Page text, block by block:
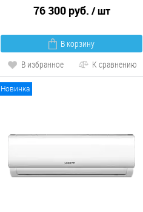
76 300 руб. / шт
В корзину
В избранное
К сравнению
Новинка